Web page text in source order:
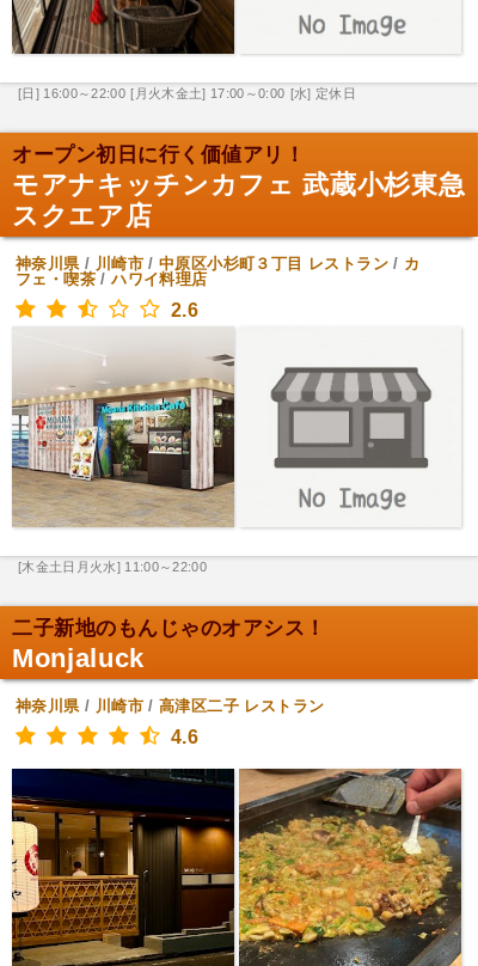
[日] 16:00～22:00 [月火木金土] 17:00～0:00 [水] 定休日
オープン初日に行く価値アリ！
モアナキッチンカフェ 武蔵小杉東急
スクエア店
神奈川県/ 川崎市/中原区小杉町３丁目 レストラン/ カ
フェ・喫茶/ハワイ料理店
2.6
[木金土日月火水] 11:00～22:00
二子新地のもんじゃのオアシス！
Monjaluck
神奈川県/ 川崎市/高津区二子 レストラン
4.6